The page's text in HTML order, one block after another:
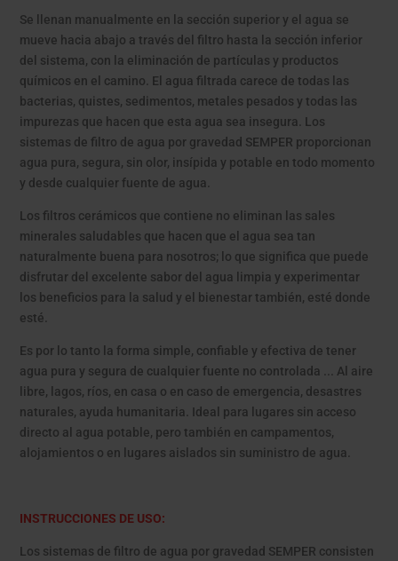
Se llenan manualmente en la sección superior y el agua se
mueve hacia abajo a través del filtro hasta la sección inferior
del sistema, con la eliminación de partículas y productos
químicos en el camino. El agua filtrada carece de todas las
bacterias, quistes, sedimentos, metales pesados ​​y todas las
impurezas que hacen que esta agua sea insegura. Los
sistemas de filtro de agua por gravedad SEMPER proporcionan
agua pura, segura, sin olor, insípida y potable en todo momento
y desde cualquier fuente de agua.
Los filtros cerámicos que contiene no eliminan las sales
minerales saludables que hacen que el agua sea tan
naturalmente buena para nosotros; lo que significa que puede
disfrutar del excelente sabor del agua limpia y experimentar
los beneficios para la salud y el bienestar también, esté donde
esté.
Es por lo tanto la forma simple, confiable y efectiva de tener
agua pura y segura de cualquier fuente no controlada ... Al aire
libre, lagos, ríos, en casa o en caso de emergencia, desastres
naturales, ayuda humanitaria. Ideal para lugares sin acceso
directo al agua potable, pero también en campamentos,
alojamientos o en lugares aislados sin suministro de agua.
INSTRUCCIONES DE USO:
Los sistemas de filtro de agua por gravedad SEMPER consisten